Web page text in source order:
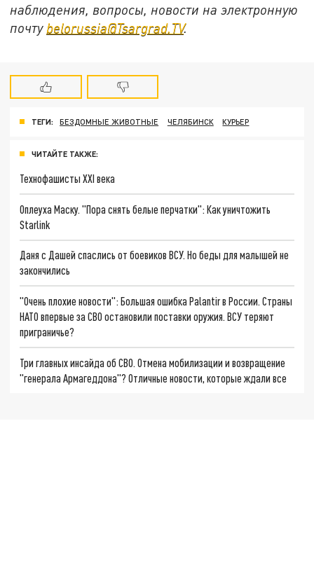
наблюдения, вопросы, новости на электронную
почту belorussia@Tsargrad.TV.
ТЕГИ: БЕЗДОМНЫЕ ЖИВОТНЫЕ ЧЕЛЯБИНСК КУРЬЕР
ЧИТАЙТЕ ТАКЖЕ:
Технофашисты XXI века
Оплеуха Маску. "Пора снять белые перчатки": Как уничтожить
Starlink
Даня с Дашей спаслись от боевиков ВСУ. Но беды для малышей не
закончились
"Очень плохие новости": Большая ошибка Palantir в России. Страны
НАТО впервые за СВО остановили поставки оружия. ВСУ теряют
приграничье?
Три главных инсайда об СВО. Отмена мобилизации и возвращение
"генерала Армагеддона"? Отличные новости, которые ждали все